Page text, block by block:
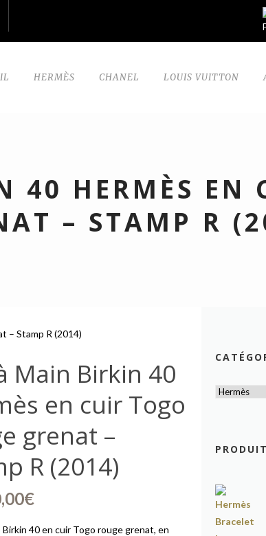
HERMÈS CHANEL LOUIS VUITTON
HERMÈS EN
– STAMP R
– Stamp R (2014)
Main Birkin 40
en cuir Togo
grenat –
R (2014)
€
Birkin 40 en cuir Togo rouge grenat, en